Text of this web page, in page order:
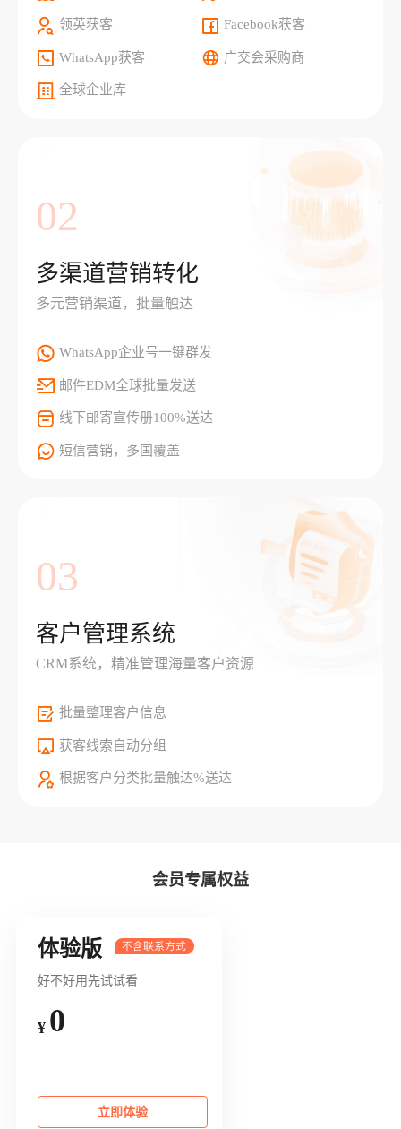
领英获客 Facebook获客
WhatsApp获客 广交会采购商
全球企业库
02
多渠道营销转化
多元营销渠道，批量触达
WhatsApp企业号一键群发
邮件EDM全球批量发送
线下邮寄宣传册100%送达
短信营销，多国覆盖
03
客户管理系统
CRM系统，精准管理海量客户资源
批量整理客户信息
获客线索自动分组
根据客户分类批量触达%送达
会员专属权益
体验版
好不好用先试试看
¥ 0
立即体验